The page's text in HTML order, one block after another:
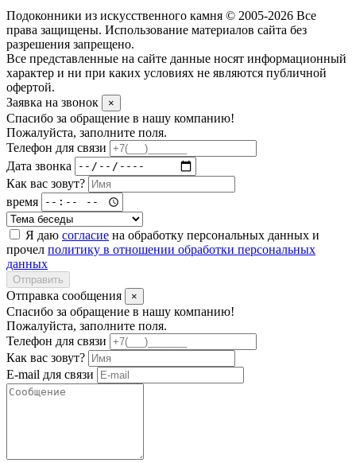
Подоконники из искусственного камня © 2005-2026 Все
права защищены. Использование материалов сайта без
разрешения запрещено.
Все представленные на сайте данные носят информационный
характер и ни при каких условиях не являются публичной
офертой.
Заявка на звонок
×
Спасибо за обращение в нашу компанию!
Пожалуйста, заполните поля.
Телефон для связи
Дата звонка
Как вас зовут?
время
Я даю согласие на обработку персональных данных и
прочел политику в отношении обработки персональных
данных
Отправить
Отправка сообщения ×
Спасибо за обращение в нашу компанию!
Пожалуйста, заполните поля.
Телефон для связи
Как вас зовут?
E-mail для связи